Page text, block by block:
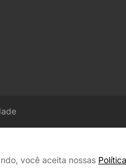
você aceita nossas